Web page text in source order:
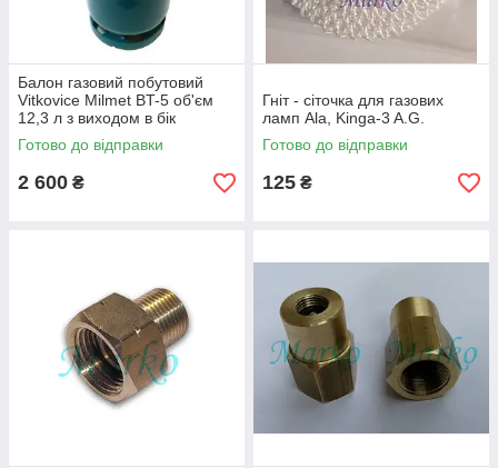
Балон газовий побутовий
Vitkovice Milmet BT-5 об'єм
12,3 л з виходом в бік
Готово до відправки
2 600 ₴
Гніт - сіточка для газових
ламп Ala, Kinga-3 A.G.
Готово до відправки
125 ₴